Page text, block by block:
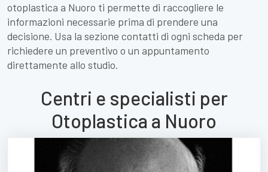
otoplastica a Nuoro ti permette di raccogliere le
informazioni necessarie prima di prendere una
decisione. Usa la sezione contatti di ogni scheda per
richiedere un preventivo o un appuntamento
direttamente allo studio.
Centri e specialisti per
Otoplastica a Nuoro